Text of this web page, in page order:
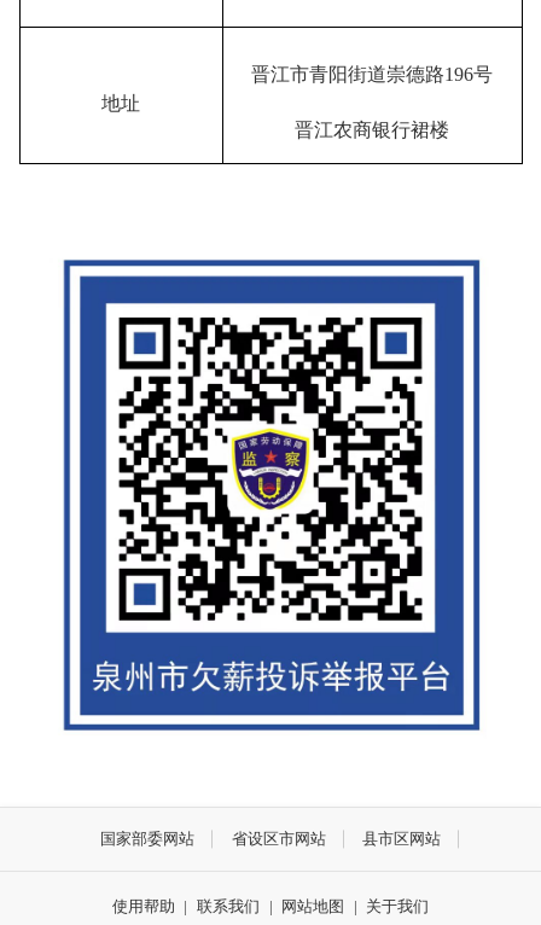
地址
晋江市青阳街道崇德路196号
晋江农商银行裙楼
国家部委网站 省设区市网站 县市区网站
使用帮助 | 联系我们 | 网站地图 | 关于我们